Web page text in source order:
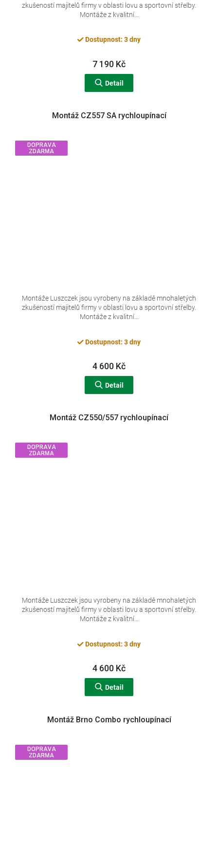
Dostupnost: 3 dny
7 190 Kč
Detail
zkušeností majitelů firmy v oblasti lovu a sportovní střelby.
Montáže z kvalitní...
DOPRAVA
ZDARMA
Montáž CZ557 SA rychloupínací
Dostupnost: 3 dny
4 600 Kč
Detail
Montáže Luszczek jsou vyrobeny na základě mnohaletých
zkušeností majitelů firmy v oblasti lovu a sportovní střelby.
Montáže z kvalitní...
DOPRAVA
ZDARMA
Montáž CZ550/557 rychloupínací
Dostupnost: 3 dny
4 600 Kč
Detail
Montáže Luszczek jsou vyrobeny na základě mnohaletých
zkušeností majitelů firmy v oblasti lovu a sportovní střelby.
Montáže z kvalitní...
DOPRAVA
ZDARMA
Montáž Brno Combo rychloupínací